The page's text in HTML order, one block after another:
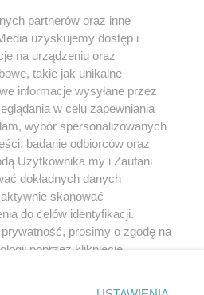
nie może być powielany i
w jakikolwiek sposób (w
na jakimkolwiek polu
włącznie z umieszczaniem w Internecie
Jakiekolwiek użycie lub
lub w części z naruszeniem prawa, tzn.
pod groźbą kary i może być ścigane
O nas
partnerów oraz inne
uzyskujemy dostęp i
na urządzeniu oraz
takie jak unikalne
informacje wysyłane przez
w celu zapewniania
wybór spersonalizowanych
badanie odbiorców oraz
Użytkownika my i Zaufani
dokładnych danych
skanować
do celów identyfikacji.
prosimy o zgodę na
poprzez kliknięcie
przycisk ustawień prywatności